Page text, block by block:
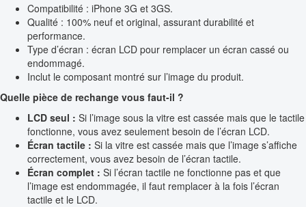
Compatibilité : iPhone 3G et 3GS.
Qualité : 100% neuf et original, assurant durabilité et
performance.
Type d’écran : écran LCD pour remplacer un écran cassé ou
endommagé.
Inclut le composant montré sur l’image du produit.
Quelle pièce de rechange vous faut-il ?
LCD seul : Si l’image sous la vitre est cassée mais que le tactile
fonctionne, vous avez seulement besoin de l’écran LCD.
Écran tactile : Si la vitre est cassée mais que l’image s’affiche
correctement, vous avez besoin de l’écran tactile.
Écran complet : Si l’écran tactile ne fonctionne pas et que
l’image est endommagée, il faut remplacer à la fois l’écran
tactile et le LCD.